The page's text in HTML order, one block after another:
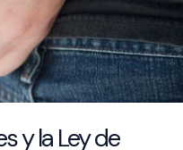
y la Ley de